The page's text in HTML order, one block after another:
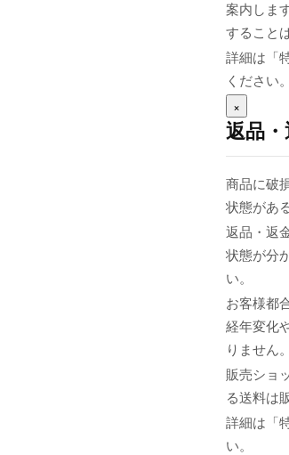
案内しま
すること
詳細は「
ください。
×
返品
商品に破
状態があ
返品・返
状態が分
い。
お客様都
経年変化
りません。
販売ショ
る送料は
詳細は「
い。